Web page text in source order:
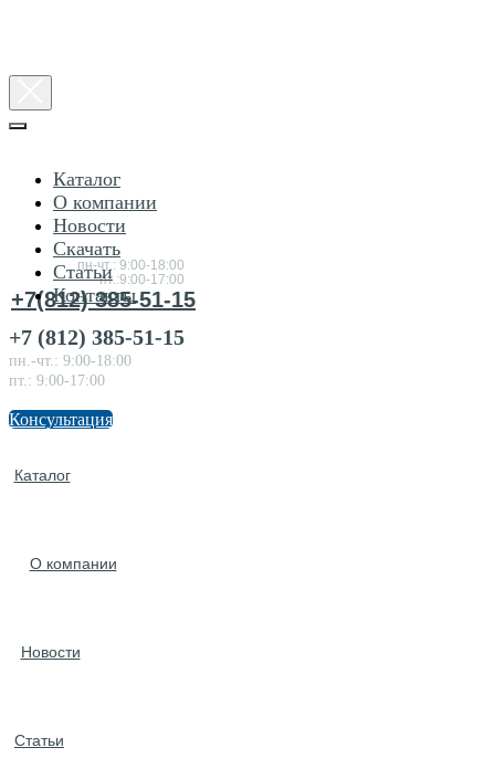
Консультация
по товарам
пн-чт.: 9:00-18:00
пт.:9:00-17:00
+7(812) 385-51-15
Каталог
О компании
Новости
Статьи
Каталог
О компании
Новости
Скачать
Статьи
Контакты
+7 (812) 385-51-15
пн.-чт.: 9:00-18:00
пт.: 9:00-17:00
Консультация